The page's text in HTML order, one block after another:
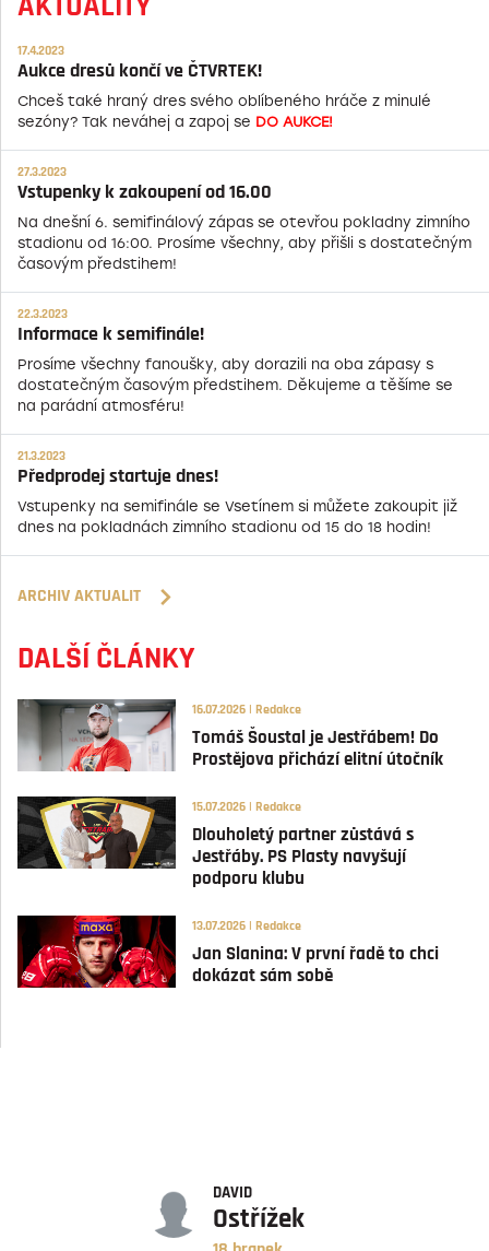
17.4.2023
Aukce dresů končí ve ČTVRTEK!
Chceš také hraný dres svého oblíbeného hráče z minulé
sezóny? Tak neváhej a zapoj se DO AUKCE!
27.3.2023
Vstupenky k zakoupení od 16.00
Na dnešní 6. semifinálový zápas se otevřou pokladny zimního
stadionu od 16:00. Prosíme všechny, aby přišli s dostatečným
časovým předstihem!
22.3.2023
Informace k semifinále!
Prosíme všechny fanoušky, aby dorazili na oba zápasy s
dostatečným časovým předstihem. Děkujeme a těšíme se
na parádní atmosféru!
21.3.2023
Předprodej startuje dnes!
Vstupenky na semifinále se Vsetínem si můžete zakoupit již
dnes na pokladnách zimního stadionu od 15 do 18 hodin!
ARCHIV AKTUALIT
DALŠÍ ČLÁNKY
16.07.2026 | Redakce
Tomáš Šoustal je Jestřábem! Do
Prostějova přichází elitní útočník
15.07.2026 | Redakce
Dlouholetý partner zůstává s
Jestřáby. PS Plasty navyšují
podporu klubu
13.07.2026 | Redakce
Jan Slanina: V první řadě to chci
dokázat sám sobě
DAVID
Ostřížek